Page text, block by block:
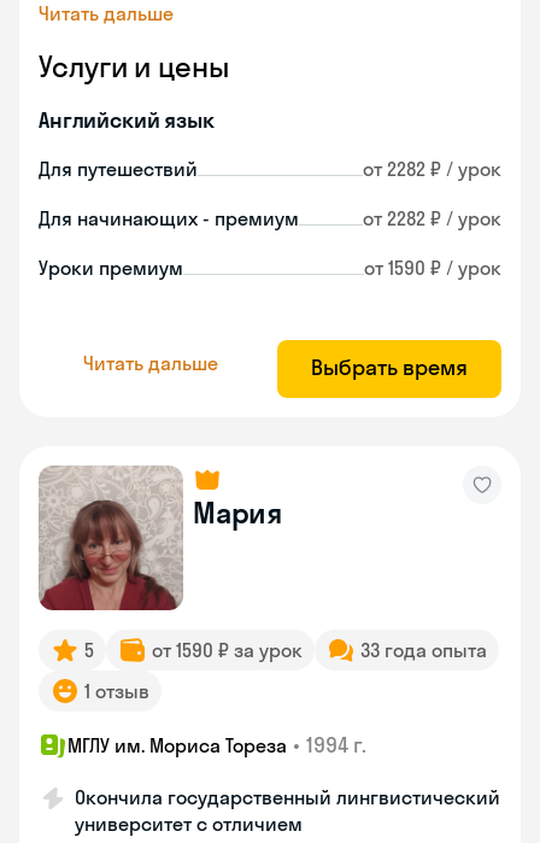
Читать дальше
Услуги и цены
Английский язык
Для путешествий от 2282 ₽ / урок
Для начинающих - премиум от 2282 ₽ / урок
Уроки премиум от 1590 ₽ / урок
Читать дальше Выбрать время
Мария
5 от 1590 ₽ за урок
33 года опыта
1 отзыв
МГЛУ им. Мориса Тореза • 1994 г.
Окончила государственный лингвистический
университет с отличием